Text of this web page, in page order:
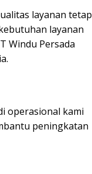
layanan tetap
layanan
Windu Persada
operasional kami
peningkatan